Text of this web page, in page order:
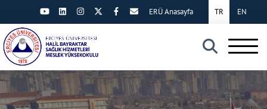
×
TR EN
ERÜ Anasayfa